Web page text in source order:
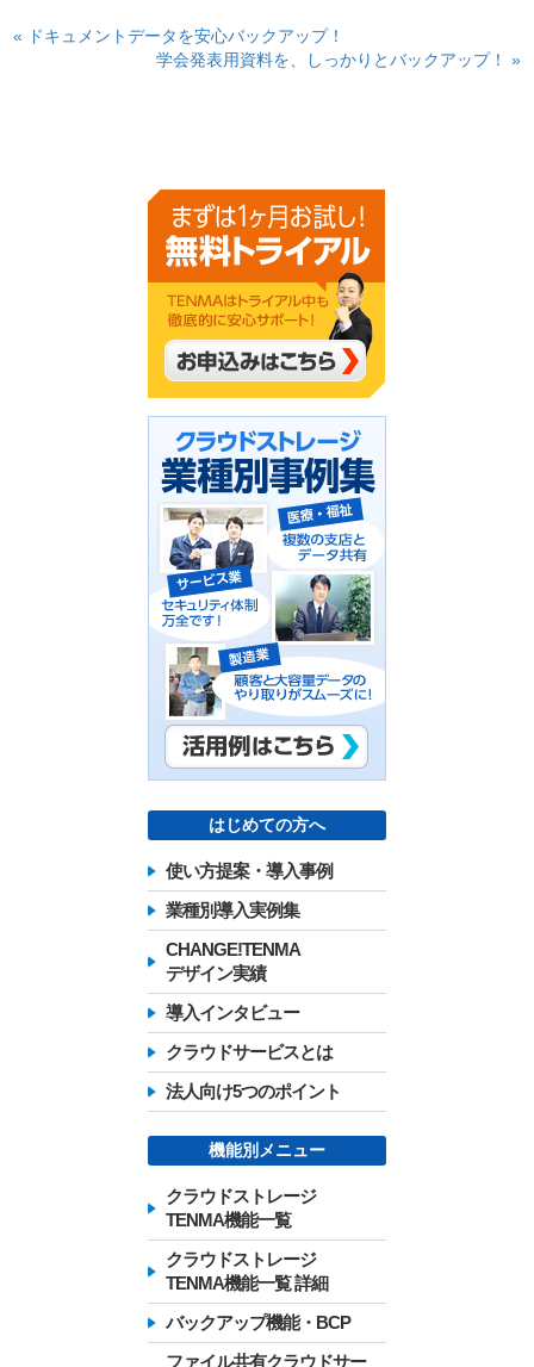
« ドキュメントデータを安心バックアップ！
学会発表用資料を、しっかりとバックアップ！ »
はじめての方へ
使い方提案・導入事例
業種別導入実例集
CHANGE!TENMA
デザイン実績
導入インタビュー
クラウドサービスとは
法人向け5つのポイント
機能別メニュー
クラウドストレージ
TENMA機能一覧
クラウドストレージ
TENMA機能一覧 詳細
バックアップ機能・BCP
ファイル共有クラウドサー